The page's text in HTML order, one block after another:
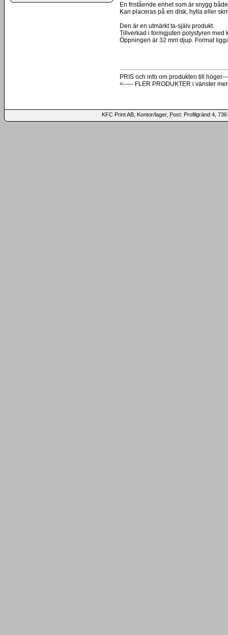
En fristående enhet som är snygg
Kan placeras på en disk, hylla eller
Den är en utmärkt ta-själv produkt.
Tillverkad i formgjuten polystyren med
Öppningen är 32 mm djup. Format
PRIS och info om produkten till
<----- FLER PRODUKTER i vänster
KFC Print AB, Kontor/lager, Post: Profilgränd 4,